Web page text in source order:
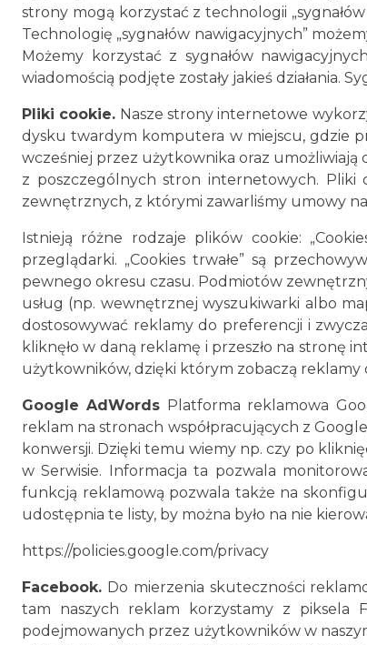
strony mogą korzystać z technologii
Technologię „sygnałów nawigacyjnych”
Możemy korzystać z sygnałów
wiadomością podjęte zostały jakieś działania.
Pliki cookie. Nasze strony internetowe
dysku twardym komputera w miejscu, gdzie
wcześniej przez użytkownika oraz
z poszczególnych stron internetowych.
zewnętrznych, z którymi zawarliśmy umowy
Istnieją różne rodzaje plików cookie:
przeglądarki. „Cookies trwałe” są
pewnego okresu czasu. Podmiotów
usług (np. wewnętrznej wyszukiwarki albo
dostosowywać reklamy do preferencji i
kliknęło w daną reklamę i przeszło na stronę
użytkowników, dzięki którym zobaczą
Google AdWords Platforma reklamowa
reklam na stronach współpracujących z
konwersji. Dzięki temu wiemy np. czy po
w Serwisie. Informacja ta pozwala
funkcją reklamową pozwala także na
udostępnia te listy, by można było na nie
https://policies.google.com/privacy
Facebook. Do mierzenia skuteczności
tam naszych reklam korzystamy z piksela
podejmowanych przez użytkowników w